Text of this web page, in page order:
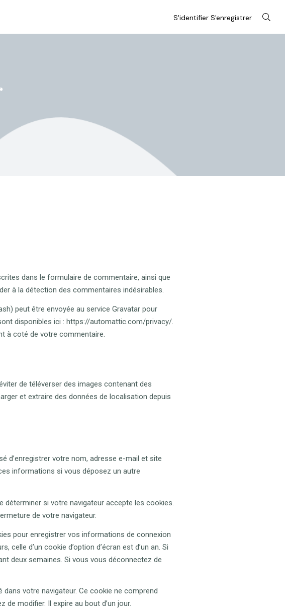
S'identifier S'enregistrer
dans le formulaire de commentaire, ainsi que
à la détection des commentaires indésirables.
peut être envoyée au service Gravatar pour
disponibles ici : https://automattic.com/privacy/.
à coté de votre commentaire.
de téléverser des images contenant des
et extraire des données de localisation depuis
d’enregistrer votre nom, adresse e-mail et site
informations si vous déposez un autre
déterminer si votre navigateur accepte les cookies.
de votre navigateur.
pour enregistrer vos informations de connexion
celle d’un cookie d’option d’écran est d’un an. Si
deux semaines. Si vous vous déconnectez de
votre navigateur. Ce cookie ne comprend
de modifier. Il expire au bout d’un jour.